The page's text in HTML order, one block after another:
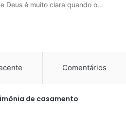
Deus é muito clara quando o…
Comentários
de casamento